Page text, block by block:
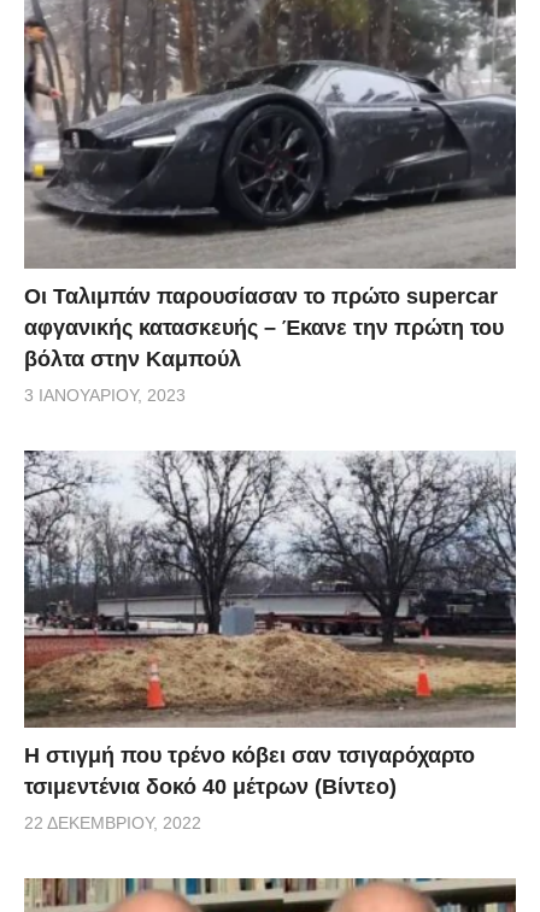
Οι Ταλιμπάν παρουσίασαν το πρώτο supercar
αφγανικής κατασκευής – Έκανε την πρώτη του
βόλτα στην Καμπούλ
3 ΙΑΝΟΥΑΡΊΟΥ, 2023
H στιγμή που τρένο κόβει σαν τσιγαρόχαρτο
τσιμεντένια δοκό 40 μέτρων (Βίντεο)
22 ΔΕΚΕΜΒΡΊΟΥ, 2022